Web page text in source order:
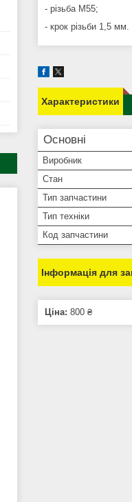
- різьба М55;
- крок різьби 1,5 мм.
Характеристики
Основні
Виробник
Стан
Тип запчастини
Тип техніки
Код запчастини
Інформація для
Ціна: 800 ₴